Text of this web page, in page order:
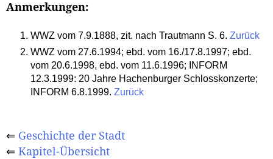
Anmerkungen:
WWZ vom 7.9.1888, zit. nach Trautmann S. 6. Zurück
WWZ vom 27.6.1994; ebd. vom 16./17.8.1997; ebd.
vom 20.6.1998, ebd. vom 11.6.1996; INFORM
12.3.1999: 20 Jahre Hachenburger Schlosskonzerte;
INFORM 6.8.1999. Zurück
⇐ Geschichte der Stadt
⇐ Kapitel-Übersicht